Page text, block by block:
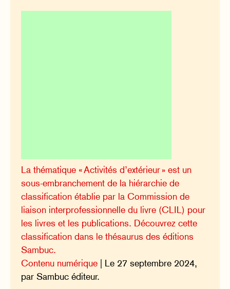
La thématique « Activités d’extérieur » est un
sous-embranchement de la hiérarchie de
classification établie par la Commission de
liaison interprofessionnelle du livre (CLIL) pour
les livres et les publications. Découvrez cette
classification dans le thésaurus des éditions
Sambuc.
Contenu numérique | Le 27 septembre 2024,
par Sambuc éditeur.